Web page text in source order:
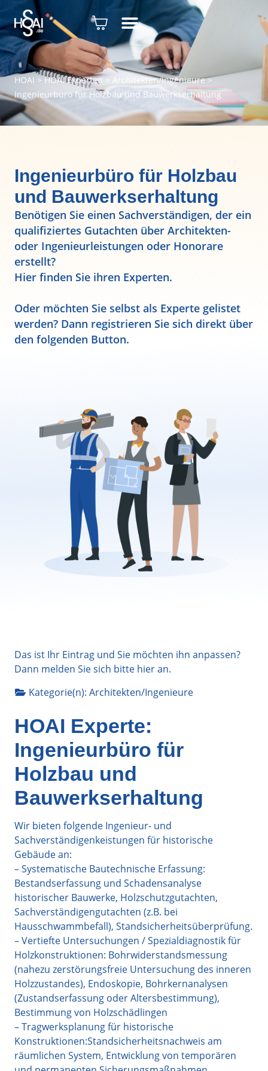
HOAI > HOAI Experten> Architekten/Ingenieure>
Ingenieurbüro für Holzbau und Bauwerkserhaltung
Ingenieurbüro für Holzbau
und Bauwerkserhaltung
Benötigen Sie einen Sachverständigen, der ein
qualifiziertes Gutachten über Architekten-
oder Ingenieurleistungen oder Honorare
erstellt?
Hier finden Sie ihren Experten.
Oder möchten Sie selbst als Experte gelistet
werden? Dann registrieren Sie sich direkt über
den folgenden Button.
Das ist Ihr Eintrag und Sie möchten ihn anpassen?
Dann melden Sie sich bitte hieran.
Kategorie(n): Architekten/Ingenieure
HOAI Experte:
Ingenieurbüro für
Holzbau und
Bauwerkserhaltung
Wir bieten folgende Ingenieur- und
Sachverständigenkeistungen für historische
Gebäude an:
– Systematische Bautechnische Erfassung:
Bestandserfassung und Schadensanalyse
historischer Bauwerke, Holzschutzgutachten,
Sachverständigengutachten (z.B. bei
Hausschwammbefall), Standsicherheitsüberprüfung.
– Vertiefte Untersuchungen / Spezialdiagnostik für
Holzkonstruktionen: Bohrwiderstandsmessung
(nahezu zerstörungsfreie Untersuchung des inneren
Holzzustandes), Endoskopie, Bohrkernanalysen
(Zustandserfassung oder Altersbestimmung),
Bestimmung von Holzschädlingen
– Tragwerksplanung für historische
Konstruktionen:Standsicherheitsnachweis am
räumlichen System, Entwicklung von temporären